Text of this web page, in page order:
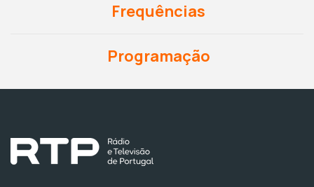
Frequências
Programação